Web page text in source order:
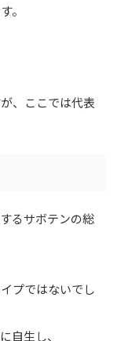
。
、ここでは代表
るサボテンの総
プではないでし
自生し、